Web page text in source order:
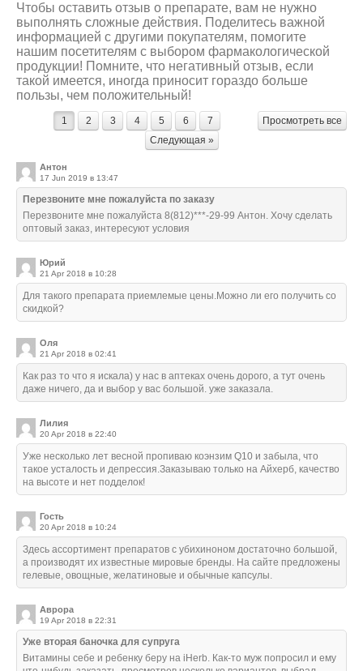
Чтобы оставить отзыв о препарате, вам не нужно
выполнять сложные действия. Поделитесь важной
информацией с другими покупателям, помогите
нашим посетителям с выбором фармакологической
продукции! Помните, что негативный отзыв, если
такой имеется, иногда приносит гораздо больше
пользы, чем положительный!
Просмотреть все
1 2 3 4 5 6
7
Следующая »
Антон
17 Jun 2019 в 13:47
Перезвоните мне пожалуйста по заказу
Перезвоните мне пожалуйста 8(812)***-29-99 Антон. Хочу сделать
оптовый заказ, интересуют условия
Юрий
21 Apr 2018 в 10:28
Для такого препарата приемлемые цены.Можно ли его получить со
скидкой?
Оля
21 Apr 2018 в 02:41
Как раз то что я искала) у нас в аптеках очень дорого, а тут очень
даже ничего, да и выбор у вас большой. уже заказала.
Лилия
20 Apr 2018 в 22:40
Уже несколько лет весной пропиваю коэнзим Q10 и забыла, что
такое усталость и депрессия.Заказываю только на Айхерб, качество
на высоте и нет подделок!
Гость
20 Apr 2018 в 10:24
Здесь ассортимент препаратов с убихиноном достаточно большой,
а производят их известные мировые бренды. На сайте предложены
гелевые, овощные, желатиновые и обычные капсулы.
Аврора
19 Apr 2018 в 22:31
Уже вторая баночка для супруга
Витамины себе и ребенку беру на iHerb. Как-то муж попросил и ему